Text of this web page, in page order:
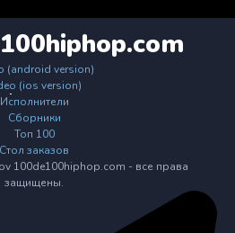
(android version)
(ios version)
Исполнители
Сборники
Топ 100
Стол заказов
100de100hiphop.com - все права
защищены.